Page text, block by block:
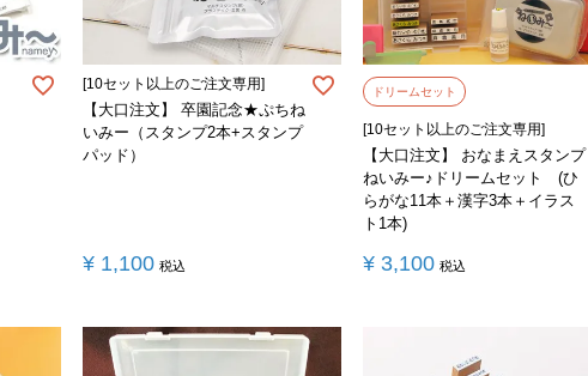
[10セット以上のご注文専用]
【大口注文】 卒園記念★ぷちね
いみー（スタンプ2本+スタンプ
パッド）
¥ 1,100 税込
ドリームセット
[10セット以上のご注文専用]
【大口注文】 おなまえスタンプ
ねいみー♪ドリームセット (ひ
らがな11本＋漢字3本＋イラス
ト1本)
¥ 3,100 税込